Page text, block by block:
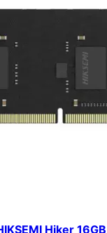
Hiker 16GB